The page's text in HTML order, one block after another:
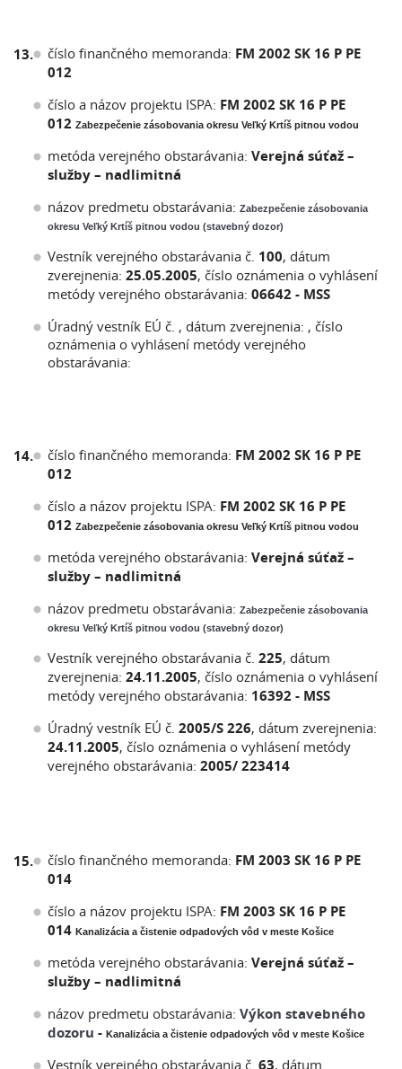
13. číslo finančného memoranda: FM 2002 SK 16 P PE
012
číslo a názov projektu ISPA: FM 2002 SK 16 P PE
012 Zabezpečenie zásobovania okresu Veľký Krtíš pitnou vodou
metóda verejného obstarávania: Verejná súťaž –
služby – nadlimitná
názov predmetu obstarávania: Zabezpečenie zásobovania
okresu Veľký Krtíš pitnou vodou (stavebný dozor)
Vestník verejného obstarávania č. 100, dátum
zverejnenia: 25.05.2005, číslo oznámenia o vyhlásení
metódy verejného obstarávania: 06642 - MSS
Úradný vestník EÚ č. , dátum zverejnenia: , číslo
oznámenia o vyhlásení metódy verejného
obstarávania:
14. číslo finančného memoranda: FM 2002 SK 16 P PE
012
číslo a názov projektu ISPA: FM 2002 SK 16 P PE
012 Zabezpečenie zásobovania okresu Veľký Krtíš pitnou vodou
metóda verejného obstarávania: Verejná súťaž –
služby – nadlimitná
názov predmetu obstarávania: Zabezpečenie zásobovania
okresu Veľký Krtíš pitnou vodou (stavebný dozor)
Vestník verejného obstarávania č. 225, dátum
zverejnenia: 24.11.2005, číslo oznámenia o vyhlásení
metódy verejného obstarávania: 16392 - MSS
Úradný vestník EÚ č. 2005/S 226, dátum zverejnenia:
24.11.2005, číslo oznámenia o vyhlásení metódy
verejného obstarávania: 2005/ 223414
15. číslo finančného memoranda: FM 2003 SK 16 P PE
014
číslo a názov projektu ISPA: FM 2003 SK 16 P PE
014 Kanalizácia a čistenie odpadových vôd v meste Košice
metóda verejného obstarávania: Verejná súťaž –
služby – nadlimitná
názov predmetu obstarávania: Výkon stavebného
dozoru - Kanalizácia a čistenie odpadových vôd v meste Košice
Vestník verejného obstarávania č. 63, dátum